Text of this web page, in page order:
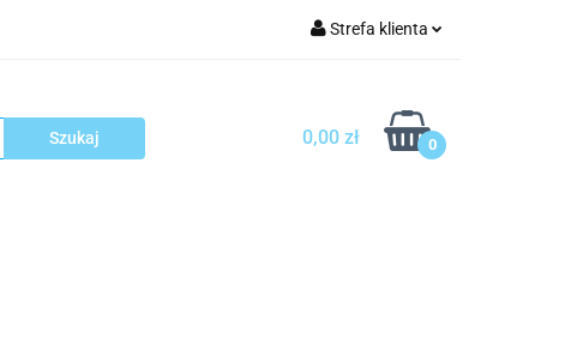
Strefa klienta
Zarejestruj się
Dodaj zgłoszenie
0,00 zł 0